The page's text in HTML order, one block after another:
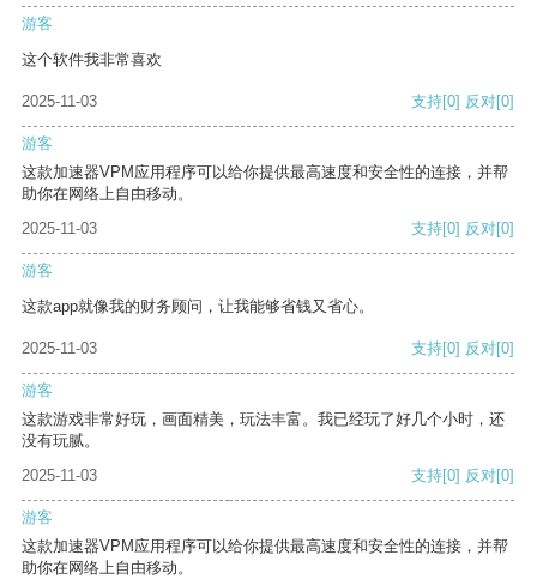
游客
这个软件我非常喜欢
2025-11-03 支持[0] 反对[0]
游客
这款加速器VPM应用程序可以给你提供最高速度和安全性的连接，并帮
助你在网络上自由移动。
2025-11-03
支持[0] 反对[0]
游客
这款app就像我的财务顾问，让我能够省钱又省心。
2025-11-03 支持[0] 反对[0]
游客
这款游戏非常好玩，画面精美，玩法丰富。我已经玩了好几个小时，还
没有玩腻。
2025-11-03
支持[0] 反对[0]
游客
这款加速器VPM应用程序可以给你提供最高速度和安全性的连接，并帮
助你在网络上自由移动。